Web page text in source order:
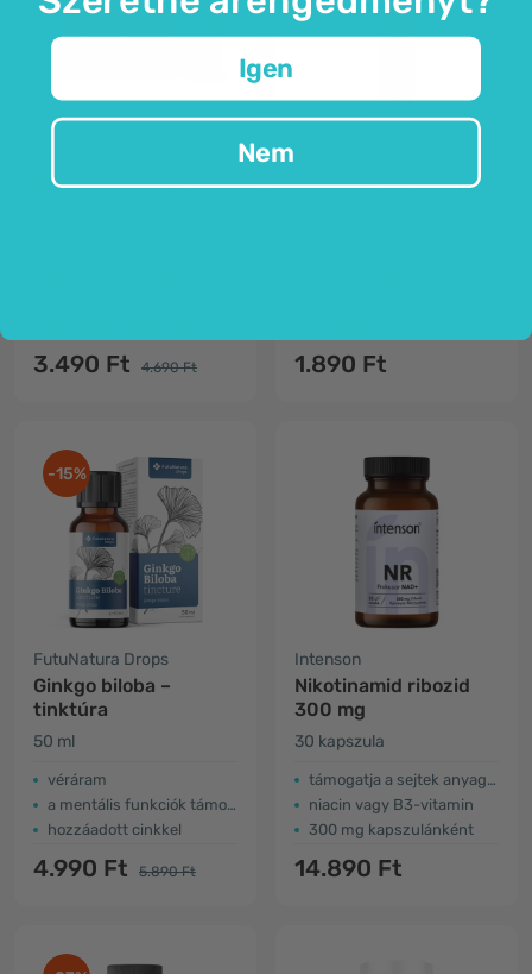
B-vitamin komplex
3.490 Ft 4.690 Ft
Nincs raktáron
Cink + magnézium +
1.890 Ft
-15%
FutuNatura Drops
Ginkgo biloba –
tinktúra
50 ml
véráram
a mentális funkciók támogatása
hozzáadott cinkkel
4.990 Ft 5.890 Ft
Intenson
Nikotinamid ribozid
300 mg
30 kapszula
támogatja a sejtek anyagcseréjét
niacin vagy B3-vitamin
300 mg kapszulánként
14.890 Ft
Igen
Nem